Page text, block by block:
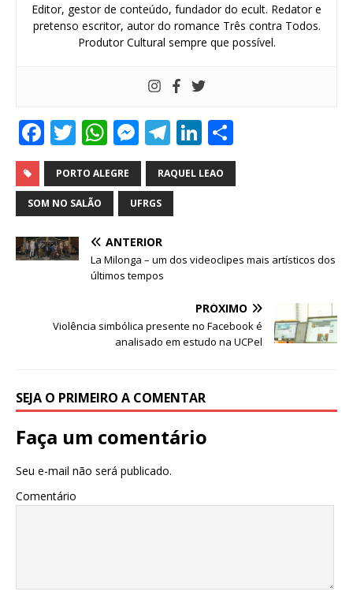
Editor, gestor de conteúdo, fundador do ecult. Redator e
pretenso escritor, autor do romance Três contra Todos.
Produtor Cultural sempre que possível.
F
a
c
e
b
o
T
w
it
te
r
W
h
at
s
A
p
p
M
e
ss
e
n
g
e
T
el
e
g
m
Li
n
k
n
h
ar
PORTO ALEGRE RAQUEL LEAO
SOM NO SALÃO UFRGS
ANTERIOR
La Milonga – um dos videoclipes mais artísticos dos
últimos tempos
PRÓXIMO
Violência simbólica presente no Facebook é
analisado em estudo na UCPel
SEJA O PRIMEIRO A COMENTAR
Faça um comentário
Seu e-mail não será publicado.
Comentário